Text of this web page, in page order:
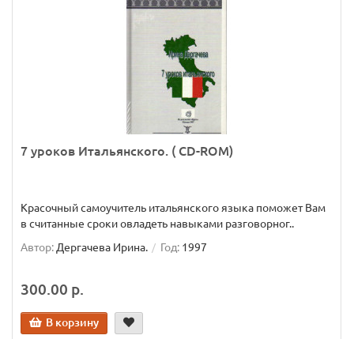
7 уроков Итальянского. ( CD-ROM)
Красочный самоучитель итальянского языка поможет Вам
в считанные сроки овладеть навыками разговорног..
Автор: Дергачева Ирина. Год: 1997
300.00 р.
В корзину